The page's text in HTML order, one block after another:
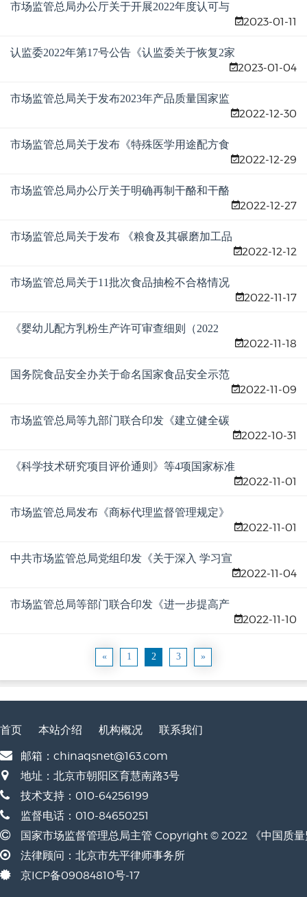
市场监管总局办公厅关于开展2022年度认可与
2023-01-11
认监委2022年第17号公告《认监委关于恢复2家
2023-01-04
市场监管总局关于发布2023年产品质量国家监
2022-12-30
市场监管总局关于发布《特殊医学用途配方食
2022-12-29
市场监管总局办公厅关于明确再制干酪和干酪
2022-12-27
市场监管总局关于发布 《粮食及其碾磨加工品
中T-2毒素的快速检测 胶体金免疫层析法》等10
改单的公告
2022-12-12
市场监管总局关于11批次食品抽检不合格情况
2022-11-17
《婴幼儿配方乳粉生产许可审查细则（2022
2022-11-18
国务院食品安全办关于命名国家食品安全示范
2022-11-09
市场监管总局等九部门联合印发《建立健全碳
2022-10-31
《科学技术研究项目评价通则》等4项国家标准
2022-11-01
市场监管总局发布《商标代理监督管理规定》
2022-11-01
中共市场监管总局党组印发《关于深入 学习宣
2022-11-04
市场监管总局等部门联合印发《进一步提高产
2022-11-10
« 1 2 3 »
首页 本站介绍 机构概况
联系我们
邮箱：chinaqsnet@163.com
地址：北京市朝阳区育慧南路3号
技术支持：010-64256199
监督电话：010-84650251
国家市场监督管理总局主管 Copyright © 2022 《中国质
法律顾问：北京市先平律师事务所
京ICP备09084810号-17